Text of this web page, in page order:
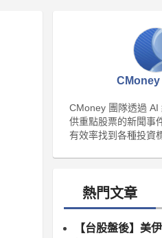
CMoney
CMoney 團隊透過 AI
供重點股票的新聞事
有效率找到各種投資
【台股盤後】美